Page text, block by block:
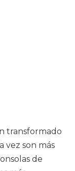
transformado
vez son más
de